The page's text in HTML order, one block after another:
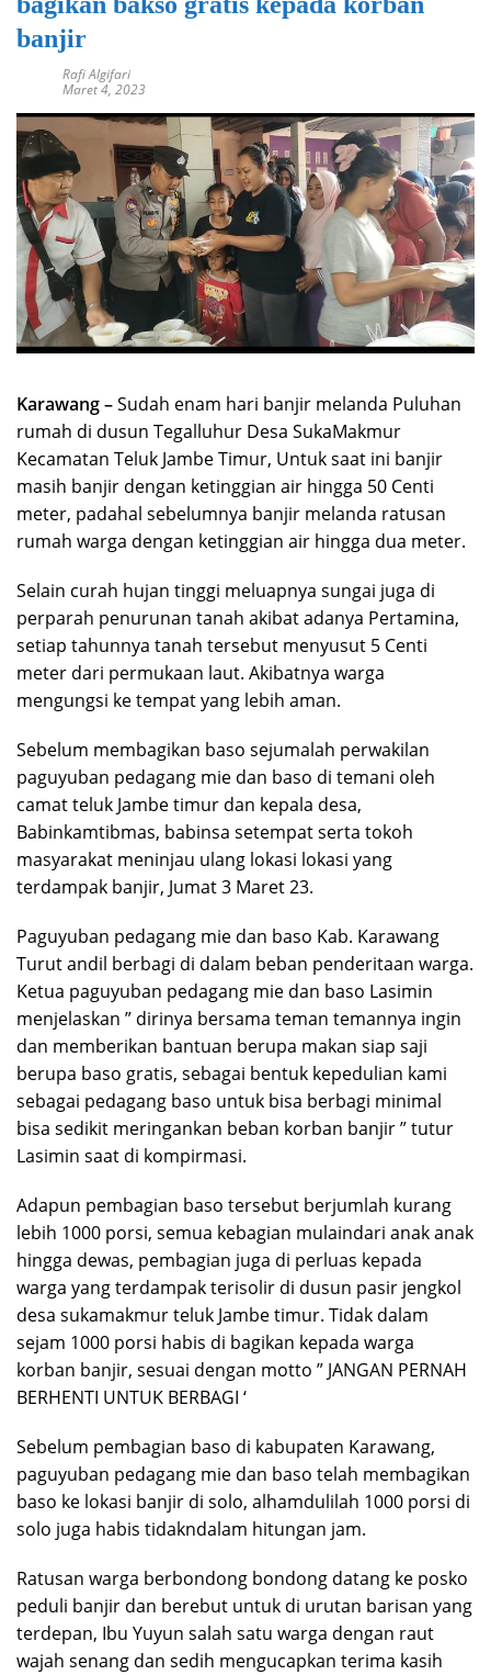
banjir
Rafi Algifari
Maret 4, 2023
Karawang –Sudah enam hari banjir melanda Puluhan
rumah di dusun Tegalluhur Desa SukaMakmur
Kecamatan Teluk Jambe Timur, Untuk saat ini banjir
masih banjir dengan ketinggian air hingga 50 Centi
meter, padahal sebelumnya banjir melanda ratusan
rumah warga dengan ketinggian air hingga dua meter.
Selain curah hujan tinggi meluapnya sungai juga di
perparah penurunan tanah akibat adanya Pertamina,
setiap tahunnya tanah tersebut menyusut 5 Centi
meter dari permukaan laut. Akibatnya warga
mengungsi ke tempat yang lebih aman.
Sebelum membagikan baso sejumalah perwakilan
paguyuban pedagang mie dan baso di temani oleh
camat teluk Jambe timur dan kepala desa,
Babinkamtibmas, babinsa setempat serta tokoh
masyarakat meninjau ulang lokasi lokasi yang
terdampak banjir, Jumat 3 Maret 23.
Paguyuban pedagang mie dan baso Kab. Karawang
Turut andil berbagi di dalam beban penderitaan warga.
Ketua paguyuban pedagang mie dan baso Lasimin
menjelaskan ” dirinya bersama teman temannya ingin
dan memberikan bantuan berupa makan siap saji
berupa baso gratis, sebagai bentuk kepedulian kami
sebagai pedagang baso untuk bisa berbagi minimal
bisa sedikit meringankan beban korban banjir ” tutur
Lasimin saat di kompirmasi.
Adapun pembagian baso tersebut berjumlah kurang
lebih 1000 porsi, semua kebagian mulaindari anak anak
hingga dewas, pembagian juga di perluas kepada
warga yang terdampak terisolir di dusun pasir jengkol
desa sukamakmur teluk Jambe timur. Tidak dalam
sejam 1000 porsi habis di bagikan kepada warga
korban banjir, sesuai dengan motto ” JANGAN PERNAH
BERHENTI UNTUK BERBAGI ‘
Sebelum pembagian baso di kabupaten Karawang,
paguyuban pedagang mie dan baso telah membagikan
baso ke lokasi banjir di solo, alhamdulilah 1000 porsi di
solo juga habis tidakndalam hitungan jam.
Ratusan warga berbondong bondong datang ke posko
peduli banjir dan berebut untuk di urutan barisan yang
terdepan, Ibu Yuyun salah satu warga dengan raut
wajah senang dan sedih mengucapkan terima kasih